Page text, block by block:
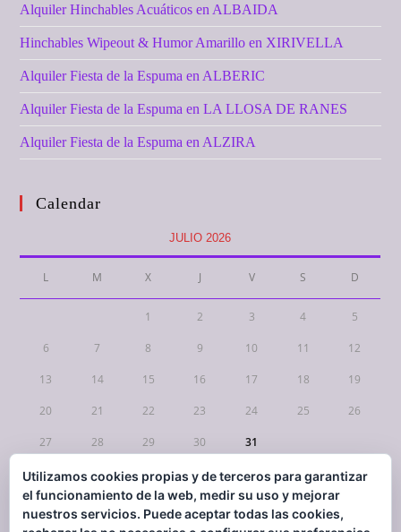
Alquiler Hinchables Acuáticos en ALBAIDA
Hinchables Wipeout & Humor Amarillo en XIRIVELLA
Alquiler Fiesta de la Espuma en ALBERIC
Alquiler Fiesta de la Espuma en LA LLOSA DE RANES
Alquiler Fiesta de la Espuma en ALZIRA
Calendar
JULIO 2026
L M X J V S D
1 2 3 4 5
6 7 8 9 10 11 12
13 14 15 16 17 18 19
20 21 22 23 24 25 26
27 28 29 30 31
« Mar
Utilizamos cookies propias y de terceros para garantizar
el funcionamiento de la web, medir su uso y mejorar
nuestros servicios. Puede aceptar todas las cookies,